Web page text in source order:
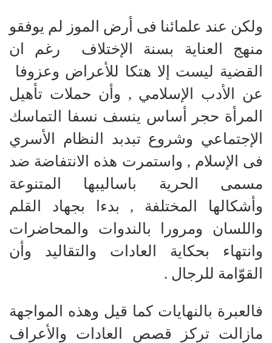
ولكن عند علمائنا فى أرض الموز لم يوفقو
منهج العناية بسنة الإختلاف
رغم ان
القضية ليست إلا هتكا للأعراض وعزوفا
عن الأدب الإسلامي , وأن حملات تأهيل
المرأة حجر أساس ينسف نسفا التماسك
الإجتماعي وشروع تبدبد النظام الأسري
فى الإسلام , واستمرت هذه الانتفاضة ضد
مسمى الحرية باساليبها المتنوعة
وأشكالها المختلفة , بدءا بجهاد القلم
واللسان ومرورا بالندوات والمحاضرات
وانتهاء بحكاية العادات والتقاليد وأن
القوّامة للرجال .
فالعبرة بالنهايات كما قيل وهذه المواجهة
مازالت تركز قصص العادات والأعراف